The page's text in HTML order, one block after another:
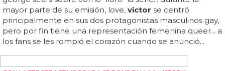
La primera temporada del spin-off de love, simon
terminó con un cliffhanger monumental, ya que
salió del armario ante su familia... el tráiler de la segunda
temporada de love, victor
por fin ha aparecido antes de
su estreno en hulu y star en junio... los fans han esperado
con ansia durante todo un año, y ahora han podido echar
un primer vistazo a lo que sucede a continuación... el clip